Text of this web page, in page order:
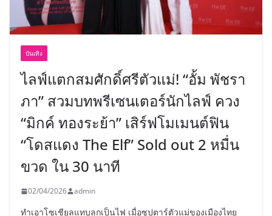
บันเทิง
ไลฟ์แตกสมศักดิ์ศรีตัวแม่! “อั้ม พัชรา
ภา” สวมบทพรีเซนเตอร์นักไลฟ์ ควง
“มิกค์ ทองระย้า” เสิร์ฟโมเมนต์ฟิน
“โดสแดง The Elf” Sold out 2 หมื่น
ขวด ใน 30 นาที
02/04/2026 admin
ทำเอาโซเชียลแทบลุกเป็นไฟ เมื่อซุปตาร์ตัวแม่ของเมืองไทย